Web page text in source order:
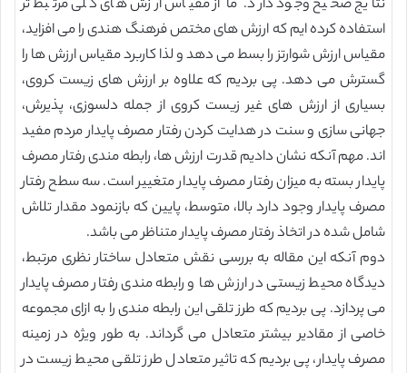
نتایج صحیح وجود دارد. ما از مقیاس ارزش های کلی مرتبط تر
استفاده کرده ایم که ارزش های مختص فرهنگ هندی را می افزاید،
مقیاس ارزش شوارتز را بسط می دهد و لذا کاربرد مقیاس ارزش ها را
گسترش می دهد. پی بردیم که علاوه بر ارزش های زیست کروی،
بسیاری از ارزش های غیر زیست کروی از جمله دلسوزی، پذیرش،
جهانی سازی و سنت در هدایت کردن رفتار مصرف پایدار مردم مفید
اند. مهم آنکه نشان دادیم قدرت ارزش ها، رابطه مندی رفتار مصرف
پایدار بسته به میزان رفتار مصرف پایدار متغییر است. سه سطح رفتار
مصرف پایدار وجود دارد بالا، متوسط، پایین که بازنمود مقدار تلاش
شامل شده در اتخاذ رفتار مصرف پایدار متناظر می باشد.
دوم آنکه این مقاله به بررسی نقش متعادل ساختار نظری مرتبط،
دیدگاه محیط زیستی در ارزش ها و رابطه مندی رفتار مصرف پایدار
می پردازد. پی بردیم که طرز تلقی این رابطه مندی را به ازای مجموعه
خاصی از مقادیر بیشتر متعادل می گرداند. به طور ویژه در زمینه
مصرف پایدار، پی بردیم که تاثیر متعادل طرز تلقی محیط زیست در